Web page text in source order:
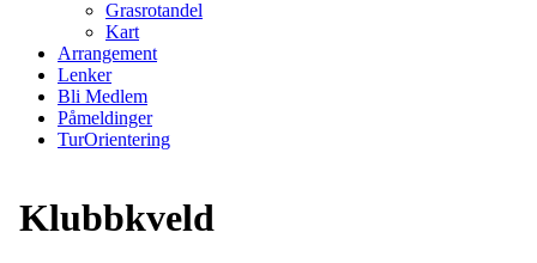
Grasrotandel
Kart
Arrangement
Lenker
Bli Medlem
Påmeldinger
TurOrientering
Klubbkveld